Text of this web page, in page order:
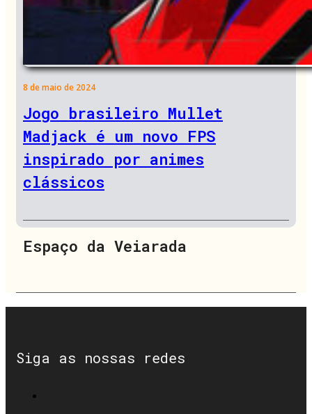
8 de maio de 2024
Jogo brasileiro Mullet
Madjack é um novo FPS
inspirado por animes
clássicos
Espaço da Veiarada
Siga as nossas redes